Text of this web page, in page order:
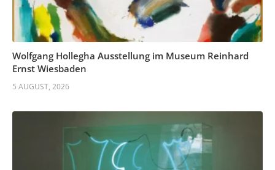
Wolfgang Hollegha Ausstellung im Museum Reinhard
Ernst Wiesbaden
5 AUGUST, 2026